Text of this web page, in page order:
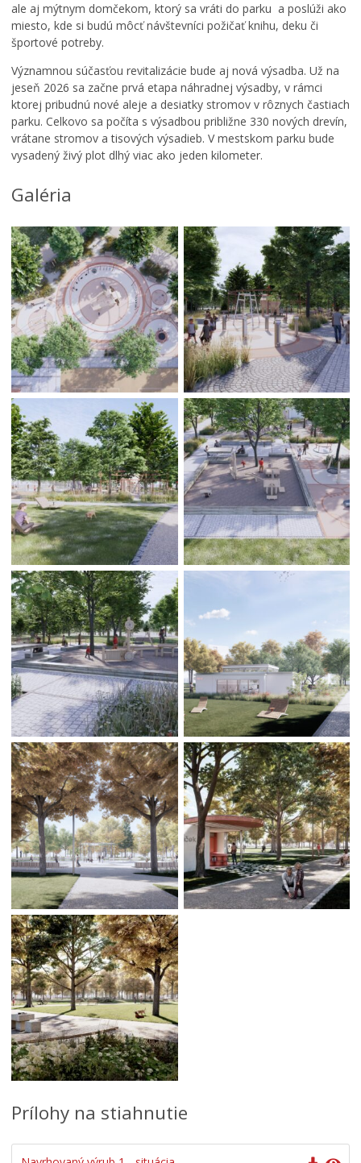
Spomienky Banskobystričanov
Tlačové správy
Predchádzajúci projekt
Občianske mesto a efektívna participácia – manuál
Program rozvoja bývania mesta Banská Bystrica 2035
Realizované participatívne projekty
Zelené sídliská (zelené oázy)
Participatívne plánovanie Integrovanej územnej
Parkovanie
Pešia zóna
Rudlová-kanalizácia
Koncepcia rozvoja kultúry
Aktuálny stav projektov
Verejné obstrávania
Úradná tabuľa
Dotácie
Dokumenty mesta
Všeobecne záväzné nariadenia
Mestská polícia Banská Bystrica
Organizácie zriadené a založené mestom
Regionálny rozvoj
Udržateľný mestský rozvoj
Územné plánovanie
Tlačové správy
Samospráva pre cudzincov – Novobystričanov
Pomoc pre Ukrajinu
ale aj mýtnym domčekom, ktorý sa vráti do parku a poslúži ako
miesto, kde si budú môcť návštevníci požičať knihu, deku či
športové potreby.
Významnou súčasťou revitalizácie bude aj nová výsadba. Už na
jeseň 2026 sa začne prvá etapa náhradnej výsadby, v rámci
ktorej pribudnú nové aleje a desiatky stromov v rôznych častiach
parku. Celkovo sa počíta s výsadbou približne 330 nových drevín,
vrátane stromov a tisových výsadieb. V mestskom parku bude
vysadený živý plot dlhý viac ako jeden kilometer.
Galéria
Prílohy na stiahnutie